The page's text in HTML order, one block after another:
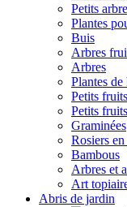
Petits
Plantes
Buis
Arbres
Arbres
Plantes de
Petits
Petits
Graminées
Rosiers
Bambous
Arbres et
Art
Abris de jardin